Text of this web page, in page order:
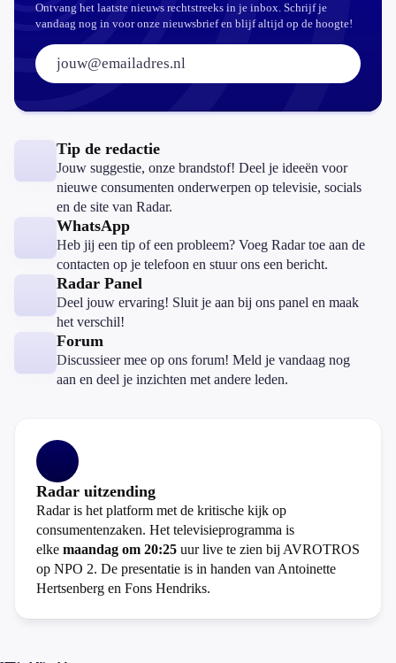
Ontvang het laatste nieuws rechtstreeks in je inbox. Schrijf je
vandaag nog in voor onze nieuwsbrief en blijf altijd op de hoogte!
E-mailadres:
Tip de redactie
Jouw suggestie, onze brandstof! Deel je ideeën voor
nieuwe consumenten onderwerpen op televisie, socials
en de site van Radar.
WhatsApp
Heb jij een tip of een probleem? Voeg Radar toe aan de
contacten op je telefoon en stuur ons een bericht.
Radar Panel
Deel jouw ervaring! Sluit je aan bij ons panel en maak
het verschil!
Forum
Discussieer mee op ons forum! Meld je vandaag nog
aan en deel je inzichten met andere leden.
Radar uitzending
Radar is het platform met de kritische kijk op
consumentenzaken. Het televisieprogramma is
elke maandag om 20:25 uur live te zien bij AVROTROS
op NPO 2. De presentatie is in handen van Antoinette
Hertsenberg en Fons Hendriks.